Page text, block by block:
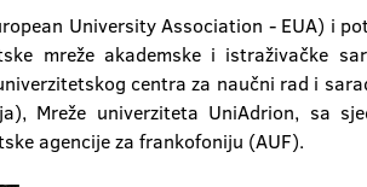
University Association - EUA) i
mreže akademske i istraživačke
centra za naučni rad i
Mreže univerziteta UniAdrion, sa
agencije za frankofoniju (AUF).